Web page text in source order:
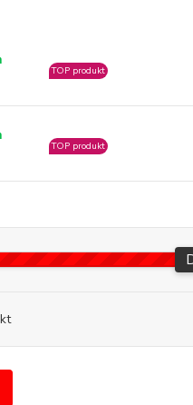
TOP produkt
TOP produkt